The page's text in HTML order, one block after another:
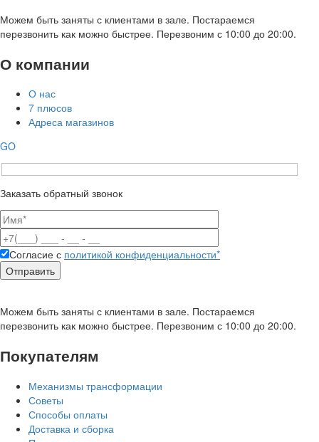
Можем быть заняты с клиентами в зале. Постараемся
перезвонить как можно быстрее. Перезвоним с 10:00 до 20:00.
О компании
О нас
7 плюсов
Адреса магазинов
GO
Заказать обратный звонок
Согласие с политикой конфиденциальности*
Можем быть заняты с клиентами в зале. Постараемся
перезвонить как можно быстрее. Перезвоним с 10:00 до 20:00.
Покупателям
Механизмы трансформации
Советы
Способы оплаты
Доставка и сборка